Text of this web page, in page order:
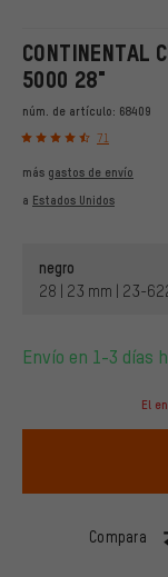
CONTINENTAL
5000 28"
núm. de artículo: 68409
71
más gastos de envío
a Estados Unidos
negro
28 | 23 mm | 23-
Envío en 1-3 días
El
Compara